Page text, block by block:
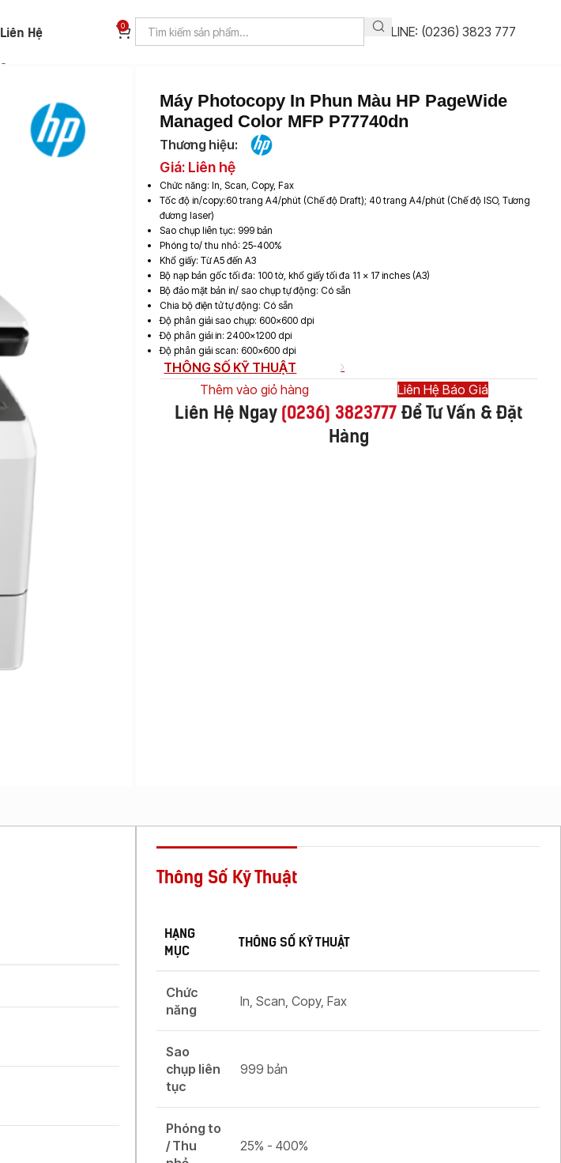
Liên Hệ 0
HOTLINE: (0236) 3823 777
Máy Photocopy In Phun Màu HP PageWide
Managed Color MFP P77740dn
Thương hiệu:
Giá: Liên hệ
Chức năng: In, Scan, Copy, Fax
Tốc độ in/copy:60 trang A4/phút (Chế độ Draft); 40 trang A4/phút (Chế độ ISO, Tương
đương laser)
Sao chụp liên tục: 999 bản
Phóng to/ thu nhỏ: 25-400%
Khổ giấy: Từ A5 đến A3
Bộ nạp bản gốc tối đa: 100 tờ, khổ giấy tối đa 11 x 17 inches (A3)
Bộ đảo mặt bản in/ sao chụp tự động: Có sẵn
Chia bộ điện tử tự động: Có sẵn
Độ phân giải sao chụp: 600×600 dpi
Độ phân giải in: 2400×1200 dpi
Độ phân giải scan: 600×600 dpi
THÔNG SỐ KỸ THUẬT
Thêm vào giỏ hàng
Liên Hệ Báo Giá
Liên Hệ Ngay (0236) 3823777 Để Tư Vấn & Đặt
Hàng
Thông Số Kỹ Thuật
HẠNG
MỤC
THÔNG SỐ KỸ THUẬT
Chức
năng
In, Scan, Copy, Fax
Sao
chụp liên
tục
999 bản
Phóng to
/ Thu
25% - 400%